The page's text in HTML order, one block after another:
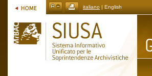
italiano | English